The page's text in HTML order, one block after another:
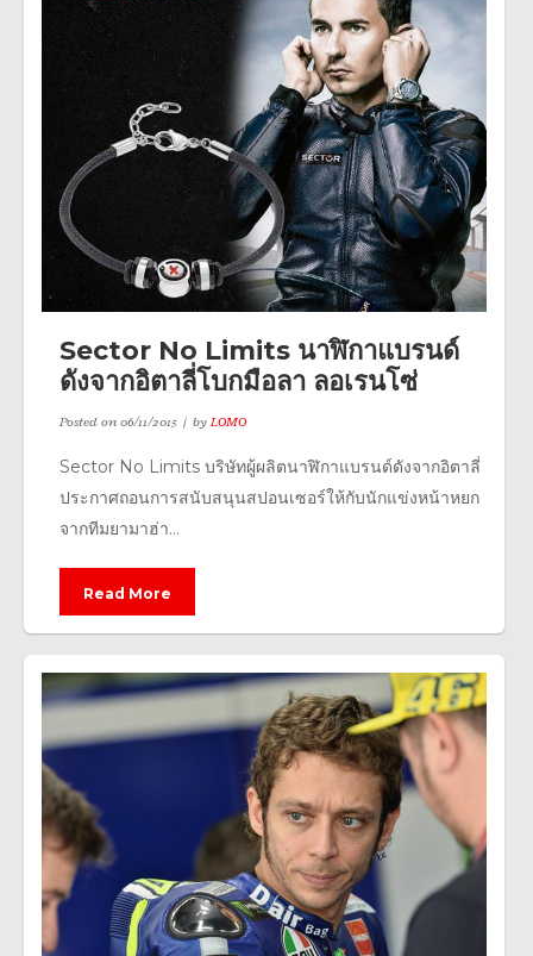
Sector No Limits นาฬิกาแบรนด์
ดังจากอิตาลี่โบกมือลา ลอเรนโซ่
Posted on06/11/2015 byLOMO
Sector No Limits บริษัทผู้ผลิตนาฬิกาแบรนด์ดังจากอิตาลี่
ประกาศถอนการสนับสนุนสปอนเซอร์ให้กับนักแข่งหน้าหยก
จากทีมยามาฮ่า...
Read More